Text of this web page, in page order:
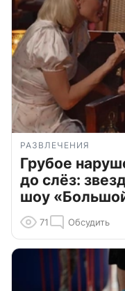
РАЗВЛЕЧЕНИЯ
Грубое
до слёз:
шоу
71 Обсудить